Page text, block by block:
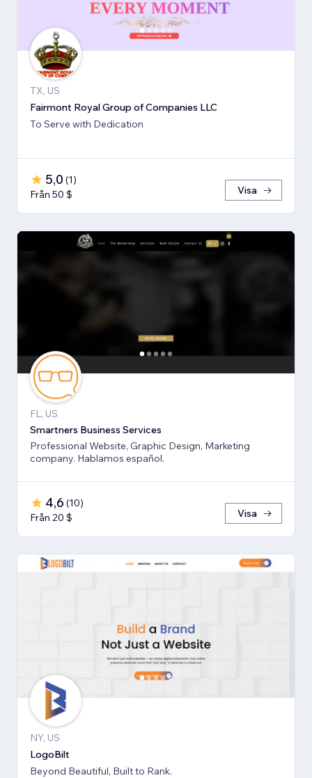
TX, US
Fairmont Royal Group of Companies LLC
To Serve with Dedication
5,0 (1)
Från 50 $
Visa
FL, US
Smartners Business Services
Professional Website, Graphic Design, Marketing
company. Hablamos español.
4,6 (10)
Från 20 $
Visa
NY, US
LogoBilt
Beyond Beautiful, Built to Rank.